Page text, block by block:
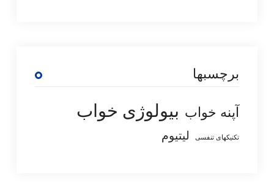
برچسبها
آپنه خواب بیولوژی خواب
تکنیکهای تنفسی لیتیوم